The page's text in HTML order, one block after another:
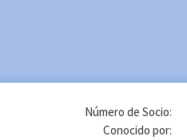
Número de Socio:
Conocido por: